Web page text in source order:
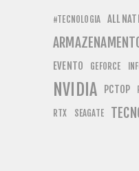
#TECNOLOGIA ALL
EVENTO
GEFORCE
NVIDIA PCTOP
RTX SEAGATE